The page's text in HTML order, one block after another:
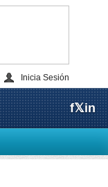
Inicia Sesión
f𝕏in